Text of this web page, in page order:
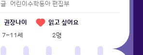
글 어린이수학동아 편집부
권장나이
7~11세
읽고 싶어요
2명